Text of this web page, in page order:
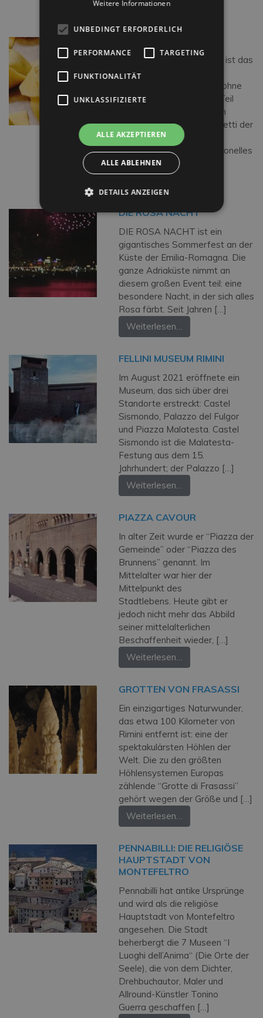
Weiterlesen…
Wie sagt man…Romagna ist das
Reich des gutes Essen
und Cappelletti (mit oder ohne
Brühe) sind sicherlich ein Teil
dieser Familie. Was für ein
Leckerbissen! Die Cappelletti der
Romagna sind ein
schmackhaftes und traditionelles
[…]
DIE ROSA NACHT
DIE ROSA NACHT ist ein
gigantisches Sommerfest an der
Küste der Emilia-Romagna. Die
ganze Adriaküste nimmt an
diesem großen Event teil: eine
besondere Nacht, in der sich alles
Rosa färbt. Seit Jahren […]
Weiterlesen…
FELLINI MUSEUM RIMINI
Im August 2021 eröffnete ein
Museum, das sich über drei
Standorte erstreckt: Castel
Sismondo, Palazzo del Fulgor
und Piazza Malatesta. Castel
Sismondo ist die Malatesta-
Festung aus dem 15.
Jahrhundert; der Palazzo […]
Weiterlesen…
PIAZZA CAVOUR
In alter Zeit wurde er “Piazza der
Gemeinde” oder “Piazza des
Brunnens” genannt. Im
Mittelalter war hier der
Mittelpunkt des
Stadtlebens. Heute gibt er
jedoch nicht mehr das Abbild
seiner mittelalterlichen
Beschaffenheit wieder, […]
Weiterlesen…
GROTTEN VON FRASASSI
Ein einzigartiges Naturwunder,
das etwa 100 Kilometer von
Rimini entfernt ist: eine der
spektakulärsten Höhlen der
Welt. Die zu den größten
Höhlensystemen Europas
zählende “Grotte di Frasassi”
gehört wegen der Größe und […]
Weiterlesen…
PENNABILLI: DIE RELIGIÖSE
HAUPTSTADT VON
MONTEFELTRO
Pennabilli hat antike Ursprünge
und wird als die religiöse
Hauptstadt von Montefeltro
angesehen. Die Stadt
beherbergt die 7 Museen “I
Luoghi dell’Anima“ (Die Orte der
Seele), die von dem Dichter,
Drehbuchautor, Maler und
Allround-Künstler Tonino
Guerra geschaffen […]
Weitere Informationen
UNBEDINGT ERFORDERLICH
PERFORMANCE TARGETING
FUNKTIONALITÄT
UNKLASSIFIZIERTE
ALLE AKZEPTIEREN
ALLE ABLEHNEN
DETAILS ANZEIGEN